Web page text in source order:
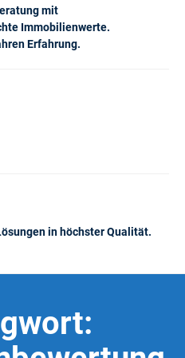
mit
Immobilienwerte.
Erfahrung.
in höchster Qualität.